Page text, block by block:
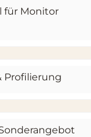
für Monitor
Profilierung